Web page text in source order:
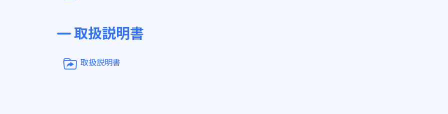
取扱説明書
取扱説明書